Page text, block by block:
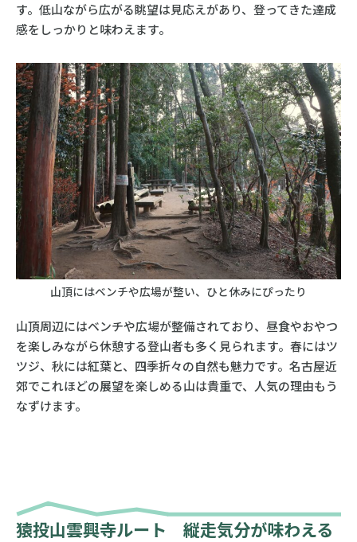
す。低山ながら広がる眺望は見応えがあり、登ってきた達成
感をしっかりと味わえます。
山頂にはベンチや広場が整い、ひと休みにぴったり
山頂周辺にはベンチや広場が整備されており、昼食やおやつ
を楽しみながら休憩する登山者も多く見られます。春にはツ
ツジ、秋には紅葉と、四季折々の自然も魅力です。名古屋近
郊でこれほどの展望を楽しめる山は貴重で、人気の理由もう
なずけます。
猿投山雲興寺ルート 縦走気分が味わえる